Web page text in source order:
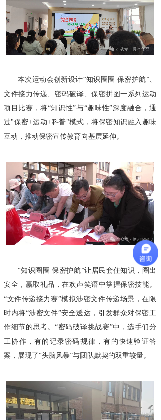
本次运动会创新设计“知识圈圈 保密护航”、
文件接力传递、密码破译、保密拼图一系列运动
项目比赛，将“知识性”与“趣味性”深度融合，通
过"保密+运动+科普"模式，将保密知识融入趣味
互动，推动保密宣传教育向基层延伸。
“知识圈圈 保密护航”让居民套住知识，圈出
安全，赢取礼品，在欢声笑语中掌握保密技能。
“文件传递接力赛”模拟涉密文件传递场景，在限
时内将“涉密文件”安全送达，引发群众对保密工
作细节的思考。“密码破译挑战赛”中，选手们分
工协作，有的记录密码规律，有的快速验证答
案，展现了“头脑风暴”与团队默契的双重较量。